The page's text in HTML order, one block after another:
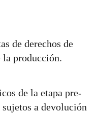
de derechos de
producción.
de la etapa pre-
a devolución